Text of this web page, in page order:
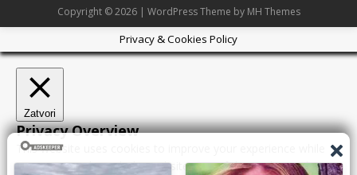
Copyright © 2026 | WordPress Theme by MH Themes
Privacy & Cookies Policy
Zatvori
Privacy Overview
This website uses cookies to improve your experience while
you navigate through the website. Out of these, the cookies